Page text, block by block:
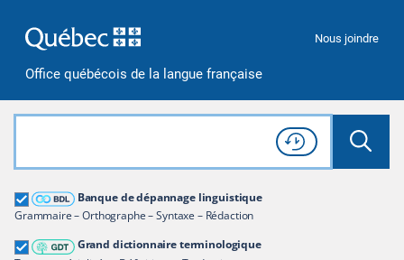
Office québécois de la langue française
Nous joindre
Rechercher dans tout le site
Lancer
Consulter l'
Historique
de recherche
Banque de dépannage linguistique
Grammaire – Orthographe – Syntaxe – Rédaction
Grand dictionnaire terminologique
Grand dictionnaire terminologique
Restreindre aux termes